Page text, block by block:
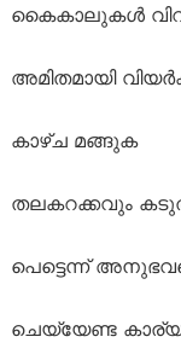
കൈകാലുകൾ
അമിതമായി
കാഴ്ച മങ്ങുക
തലകറക്കവും
പെട്ടെന്ന്
ചെയ്യേണ്ട